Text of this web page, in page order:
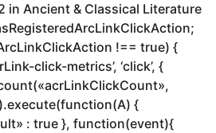
in Ancient & Classical Literature
!== true) {
click-metrics’, ‘click’, {
{
: true }, function(event){